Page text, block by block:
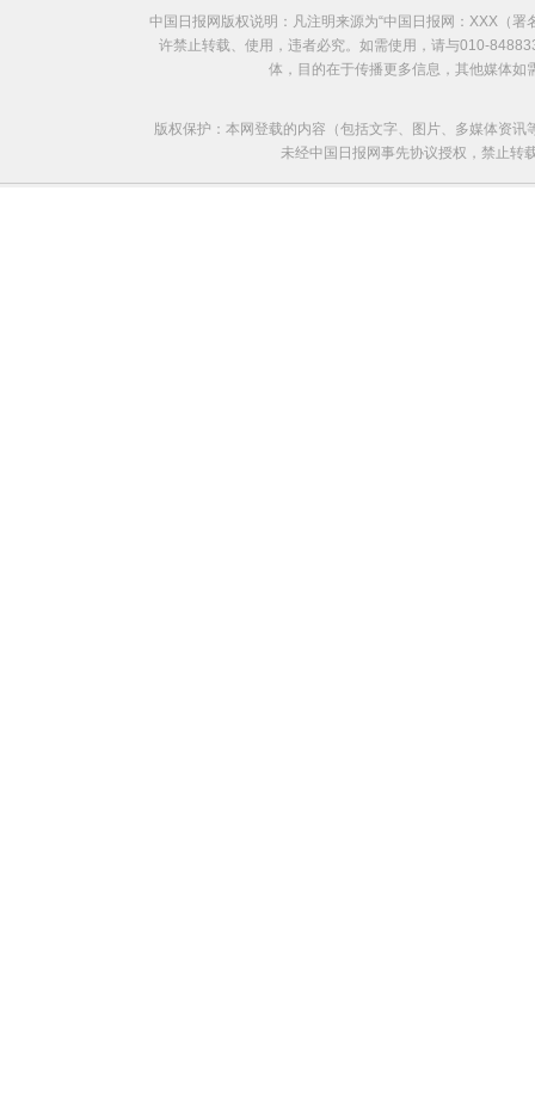
中国日报网版权说明：凡注明来源为“中国日报网：XXX（
许禁止转载、使用，违者必究。如需使用，请与010-
体，目的在于传播更多信息，其他媒体
版权保护：本网登载的内容（包括文字、图片、多媒体资
未经中国日报网事先协议授权，禁止转